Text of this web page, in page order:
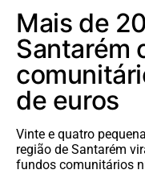
Mais de
Santarém
de euros
Vinte e quatro
região de Santarém
fundos comunitários